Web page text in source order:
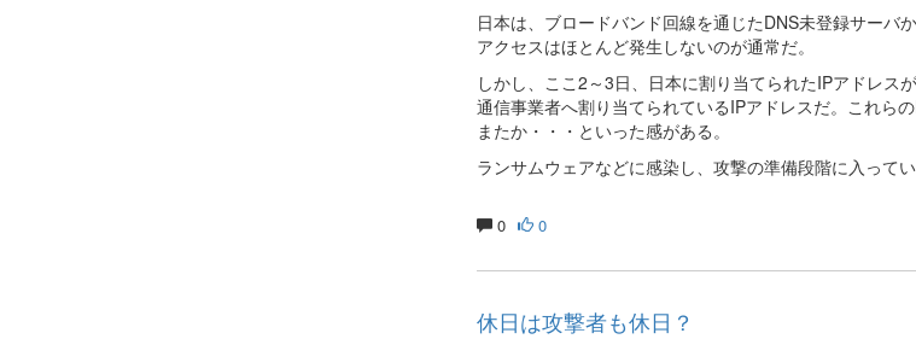
日本は、ブロードバンド回線を通じたDNS未登録サー
アクセスはほとんど発生しないのが通常だ。
しかし、ここ2～3日、日本に割り当てられたIPアドレ
通信事業者へ割り当てられているIPアドレスだ。これら
またか・・・といった感がある。
ランサムウェアなどに感染し、攻撃の準備段階に入って
0 0
休日は攻撃者も休日？